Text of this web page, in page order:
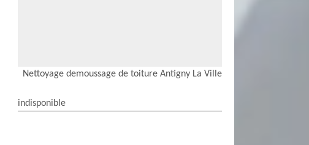
Nettoyage demoussage de toiture Antigny La Ville
indisponible